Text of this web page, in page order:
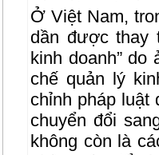
Ở Việt Nam,
dần được thay
kinh doanh”
chế quản lý
chỉnh pháp
chuyển đổi
không còn là